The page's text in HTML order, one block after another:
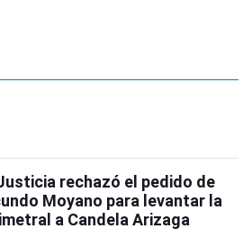
rechazó el pedido de
Moyano para levantar la
a Candela Arizaga